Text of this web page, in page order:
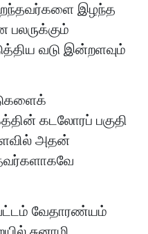
இழந்த
வடு இன்றளவும்
கடலோரப் பகுதி
அதன்
வேதாரண்யம்